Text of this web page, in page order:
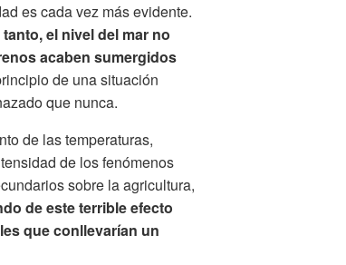
es cada vez más evidente.
el nivel del mar no
acaben sumergidos
de una situación
que nunca.
de las temperaturas,
de los fenómenos
sobre la agricultura,
de este terrible efecto
que conllevarían un